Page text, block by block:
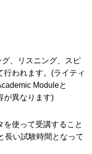
、リスニング、スピ
われます。(ライティ
Moduleと
が異なります)
使って受講すること
長い試験時間となって